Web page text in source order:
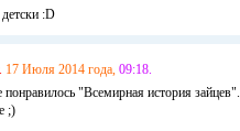
:D
17 Июля 2014 года, 09:18.
"Всемирная история зайцев".
;)